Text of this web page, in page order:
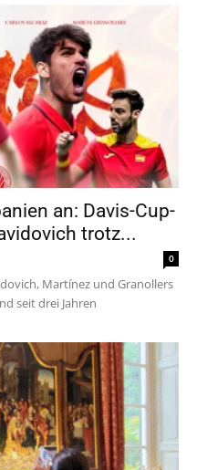
an: Davis-Cup-
trotz...
0
Martínez und Granollers
seit drei Jahren